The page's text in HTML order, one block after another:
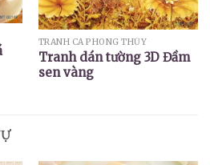
TRANH CÁ PHONG THỦY
Tranh dán tường 3D Đầm
sen vàng